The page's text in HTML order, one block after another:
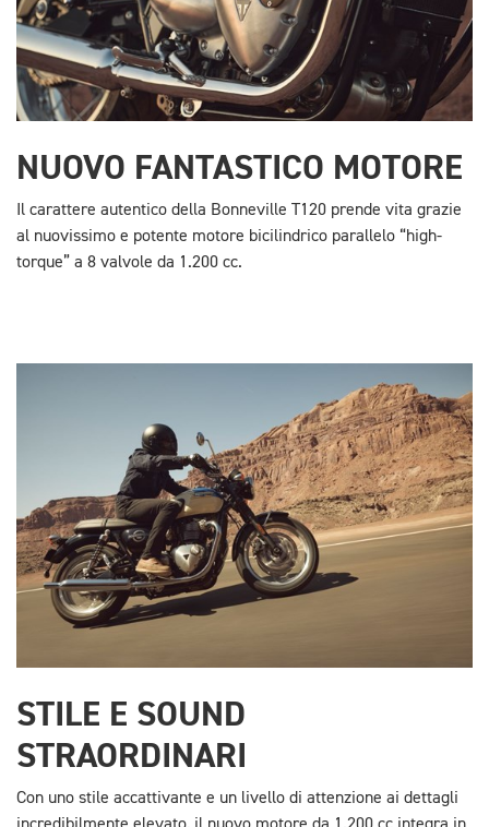
NUOVO FANTASTICO MOTORE
Il carattere autentico della Bonneville T120 prende vita grazie
al nuovissimo e potente motore bicilindrico parallelo “high-
torque” a 8 valvole da 1.200 cc.
STILE E SOUND
STRAORDINARI
Con uno stile accattivante e un livello di attenzione ai dettagli